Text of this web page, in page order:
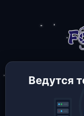
Ведутся